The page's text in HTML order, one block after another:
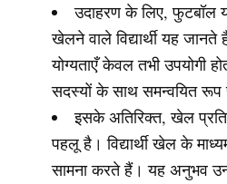
उदाहरण के लिए, फुटबॉल
खेलने वाले विद्यार्थी यह
योग्यताएँ केवल तभी उपयोगी
सदस्यों के साथ समन्वयित रूप
इसके अतिरिक्त, खेल
पहलू है। विद्यार्थी खेल के
सामना करते हैं। यह अनुभव